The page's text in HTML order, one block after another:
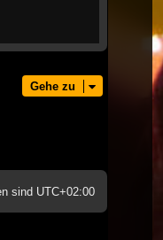
Gehe zu
sind UTC+02:00